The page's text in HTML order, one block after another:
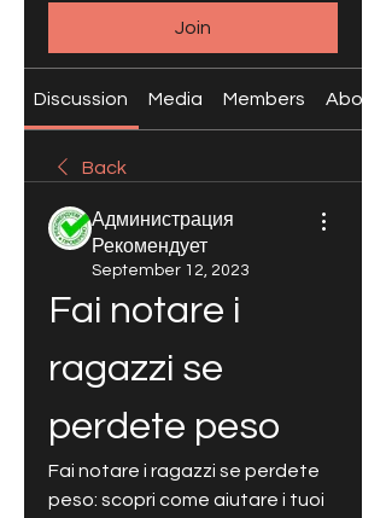
Join
Discussion Media Members About
Back
Администрация
Рекомендует
September 12, 2023
Fai notare i
ragazzi se
perdete peso
Fai notare i ragazzi se perdete
peso: scopri come aiutare i tuoi